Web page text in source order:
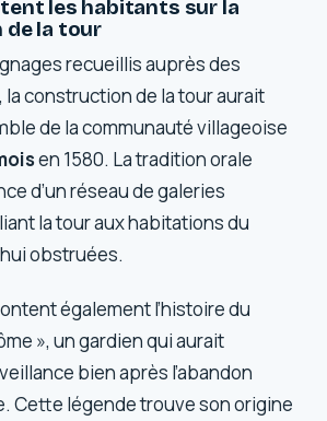
les habitants sur la
la tour
recueillis auprès des
la construction de la tour aurait
de la communauté villageoise
en 1580. La tradition orale
d’un réseau de galeries
la tour aux habitations du
obstruées.
également l’histoire du
», un gardien qui aurait
bien après l’abandon
Cette légende trouve son origine